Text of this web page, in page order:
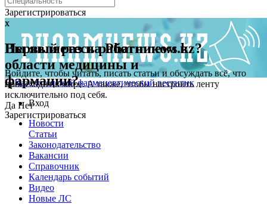
Зарегистрироваться
x
Первый раз на Pharmnews.kz?
Войдите, чтобы читать, писать статьи и обсуждать всё, что
происходит в мире. А также, чтобы настроить ленту
исключительно под себя.
Зарегистрироваться
x
Вы являетесь работником в
области медицины и
фармации?
Да НетВход
Новости
Статьи
Законодательство
Вакансии
Справочник
Календарь событий
Видео
Новые ЛС